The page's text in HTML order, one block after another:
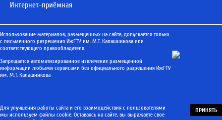
Интернет-приёмная
Использование материалов, размещенных на сайте, допускается только
с письменного разрешения ИжГТУ им. М.Т. Калашникова или
соответствующего правообладателя.
Запрещается автоматизированное извлечение размещенной
информации любыми сервисами без официального разрешения ИжГТУ
им. М.Т. Калашникова
Для улучшения работы сайта и его взаимодействия с пользователями
мы используем файлы cookie. Оставаясь на сайте, вы выражаете свое
ПРИНЯТЬ